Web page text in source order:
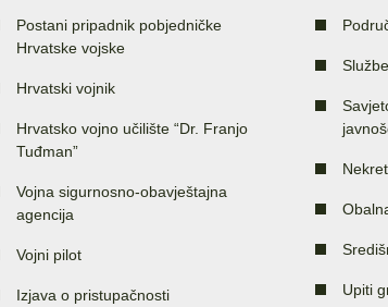
Postani pripadnik pobjedničke
Hrvatske vojske
Hrvatski vojnik
Hrvatsko vojno učilište “Dr. Franjo
Tuđman”
Vojna sigurnosno-obavještajna
agencija
Vojni pilot
Izjava o pristupačnosti Upiti